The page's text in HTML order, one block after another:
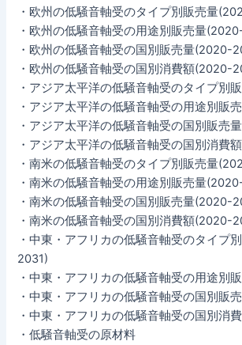
・欧州の低騒音軸受のタイプ別販売量
・欧州の低騒音軸受の用途別販売量
・欧州の低騒音軸受の国別販売量(2020-
・欧州の低騒音軸受の国別消費額(2020-
・アジア太平洋の低騒音軸受のタイプ別
・アジア太平洋の低騒音軸受の用途別販
・アジア太平洋の低騒音軸受の国別販売
・アジア太平洋の低騒音軸受の国別消費
・南米の低騒音軸受のタイプ別販売量
・南米の低騒音軸受の用途別販売量
・南米の低騒音軸受の国別販売量(2020-
・南米の低騒音軸受の国別消費額(2020-
・中東・アフリカの低騒音軸受のタイプ
2031)
・中東・アフリカの低騒音軸受の用途別
・中東・アフリカの低騒音軸受の国別販
・中東・アフリカの低騒音軸受の国別消
・低騒音軸受の原材料